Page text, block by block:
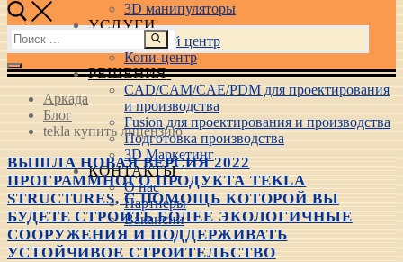
3D манипуляторы
УСЛУГИ
Учебный центр
Копи-центр
РЕШЕНИЯ
CAD/CAM/CAE/PDM для проектирования
и производства
Fusion для проектирования и производства
Подготовка производства
3D Маркетинг
КОНТАКТЫ
О нас
Партнеры
Вакансии
Найти:
Аркада
Блог
tekla купить лицензию
ВЫШЛА НОВАЯ ВЕРСИЯ 2022
ПРОГРАММНОГО ПРОДУКТА TEKLA
STRUCTURES, С ПОМОЩЬ КОТОРОЙ ВЫ
БУДЕТЕ СТРОИТЬ БОЛЕЕ ЭКОЛОГИЧНЫЕ
СООРУЖЕНИЯ И ПОДДЕРЖИВАТЬ
УСТОЙЧИВОЕ СТРОИТЕЛЬСТВО